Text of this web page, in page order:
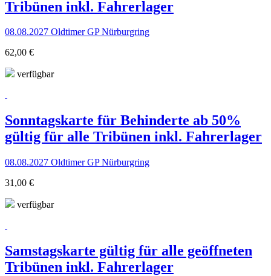
Tribünen inkl. Fahrerlager
08.08.2027 Oldtimer GP Nürburgring
62,00 €
verfügbar
Sonntagskarte für Behinderte ab 50%
gültig für alle Tribünen inkl. Fahrerlager
08.08.2027 Oldtimer GP Nürburgring
31,00 €
verfügbar
Samstagskarte gültig für alle geöffneten
Tribünen inkl. Fahrerlager